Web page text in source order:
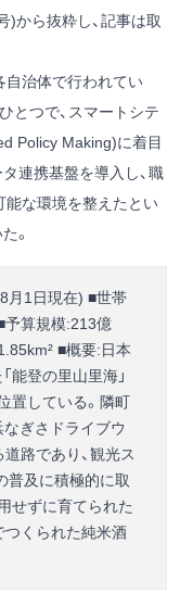
から抜粋し、記事は取
自治体で行われてい
とつで、スマートシテ
Policy Making)に着目
連携基盤を導入し、職
能な環境を整えたとい
。
月1日現在) ■世帯
予算規模:213億
■概要:日本
能登の里山里海」
置している。隣町
なぎさドライブウ
路であり、観光ス
普及に積極的に取
せずに育てられた
つくられた純米酒